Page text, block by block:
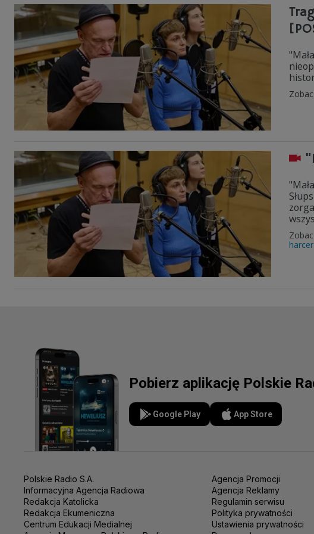
Pobierz aplikację Polskie
Google Play App Store
Polskie Radio S.A.
Informacyjna Agencja Radiowa
Redakcja Katolicka
Redakcja Ekumeniczna
Centrum Edukacji Medialnej
Agencja Promocji
Agencja Reklamy
Regulamin serwisu
Polityka prywatności
Ustawienia prywatności